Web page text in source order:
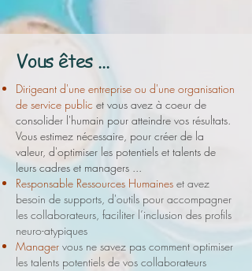
Vous êtes ...
Dirigeant d'une entreprise ou d'une organisation
de service public et vous avez à coeur de
consolider l'humain pour atteindre vos résultats.
Vous estimez nécessaire, pour créer de la
valeur, d'optimiser les potentiels et talents de
leurs cadres et managers ...
Responsable Ressources Humaines et avez
besoin de supports, d'outils pour accompagner
les collaborateurs, faciliter l’inclusion des profils
neuro-atypiques
Manager vous ne savez pas comment optimiser
les talents potentiels de vos collaborateurs